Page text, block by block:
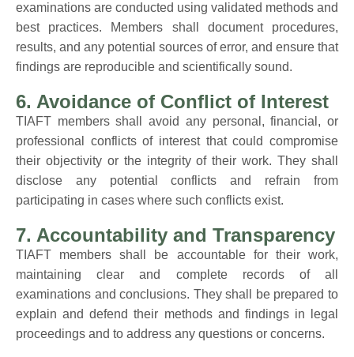
examinations are conducted using validated methods and
best practices. Members shall document procedures,
results, and any potential sources of error, and ensure that
findings are reproducible and scientifically sound.
6. Avoidance of Conflict of Interest
TIAFT members shall avoid any personal, financial, or
professional conflicts of interest that could compromise
their objectivity or the integrity of their work. They shall
disclose any potential conflicts and refrain from
participating in cases where such conflicts exist.
7. Accountability and Transparency
TIAFT members shall be accountable for their work,
maintaining clear and complete records of all
examinations and conclusions. They shall be prepared to
explain and defend their methods and findings in legal
proceedings and to address any questions or concerns.